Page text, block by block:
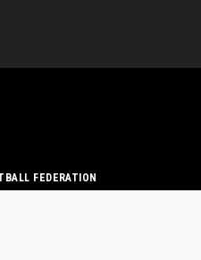
FEDERATION